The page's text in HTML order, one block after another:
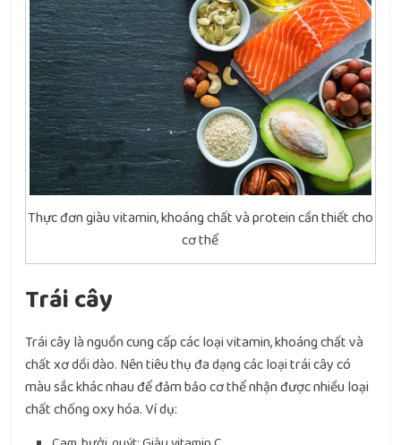
Thực đơn giàu vitamin, khoáng chất và protein cần thiết cho
cơ thể
Trái cây
Trái cây là nguồn cung cấp các loại vitamin, khoáng chất và
chất xơ dồi dào. Nên tiêu thụ đa dạng các loại trái cây có
màu sắc khác nhau để đảm bảo cơ thể nhận được nhiều loại
chất chống oxy hóa. Ví dụ: